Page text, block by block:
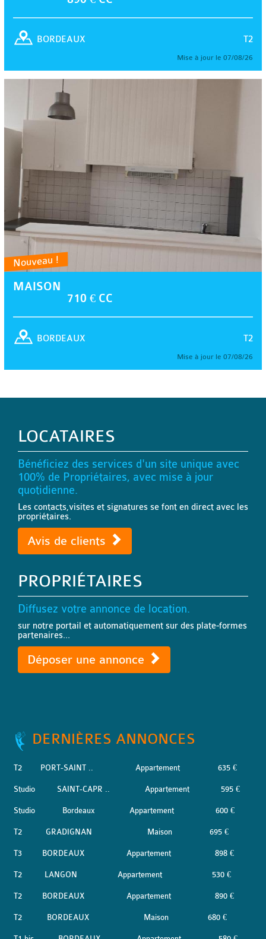
T2
BORDEAUX
Mise à jour le 07/08/26
Nouveau !
MAISON
710 € CC
T2
BORDEAUX
Mise à jour le 07/08/26
LOCATAIRES
Bénéficiez des services d'un site unique avec
100% de Propriétaires, avec mise à jour
quotidienne.
Les contacts,visites et signatures se font en direct avec les
propriétaires.
Avis de clients
PROPRIÉTAIRES
Diffusez votre annonce de location.
sur notre portail et automatiquement sur des plate-formes
partenaires...
Déposer une annonce
DERNIÈRES ANNONCES
T2 PORT-SAINT .. Appartement 635 €
Studio SAINT-CAPR .. Appartement 595 €
Studio Bordeaux Appartement 600 €
T2 GRADIGNAN Maison 695 €
T3 BORDEAUX Appartement 898 €
T2 LANGON Appartement 530 €
T2 BORDEAUX Appartement 890 €
T2 BORDEAUX Maison 680 €